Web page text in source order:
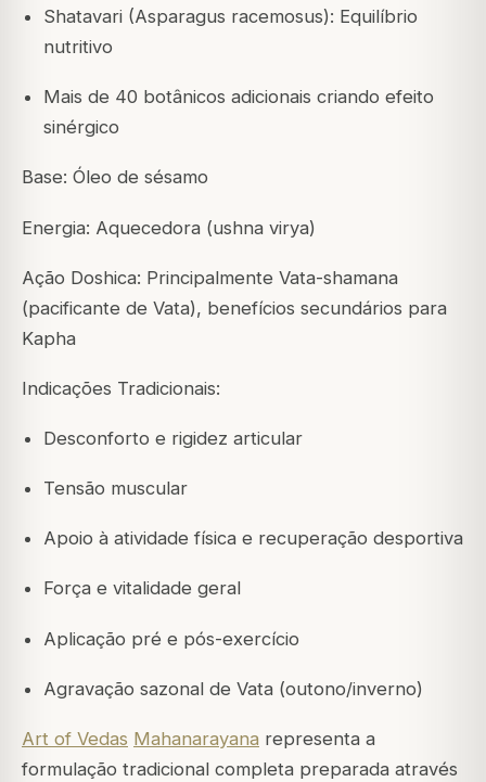
Shatavari (Asparagus racemosus): Equilíbrio
nutritivo
Mais de 40 botânicos adicionais criando efeito
sinérgico
Base: Óleo de sésamo
Energia: Aquecedora (ushna virya)
Ação Doshica: Principalmente Vata-shamana
(pacificante de Vata), benefícios secundários para
Kapha
Indicações Tradicionais:
Desconforto e rigidez articular
Tensão muscular
Apoio à atividade física e recuperação desportiva
Força e vitalidade geral
Aplicação pré e pós-exercício
Agravação sazonal de Vata (outono/inverno)
Art of Vedas Mahanarayana representa a
formulação tradicional completa preparada através